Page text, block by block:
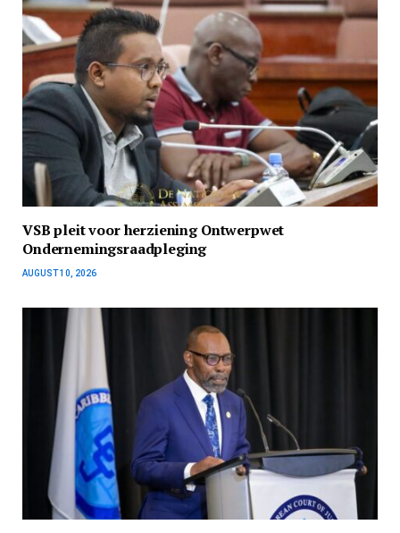
VSB pleit voor herziening Ontwerpwet
Ondernemingsraadpleging
AUGUST 10, 2026